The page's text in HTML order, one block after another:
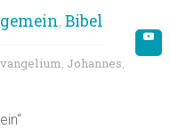
,Bibel
, Johannes,